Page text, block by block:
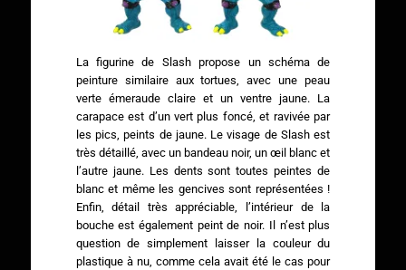
La figurine de Slash propose un schéma de
peinture similaire aux tortues, avec une peau
verte émeraude claire et un ventre jaune. La
carapace est d’un vert plus foncé, et ravivée par
les pics, peints de jaune. Le visage de Slash est
très détaillé, avec un bandeau noir, un œil blanc et
l’autre jaune. Les dents sont toutes peintes de
blanc et même les gencives sont représentées !
Enfin, détail très appréciable, l’intérieur de la
bouche est également peint de noir. Il n’est plus
question de simplement laisser la couleur du
plastique à nu, comme cela avait été le cas pour